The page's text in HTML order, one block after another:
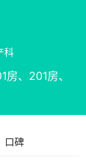
科
、201房、
口碑